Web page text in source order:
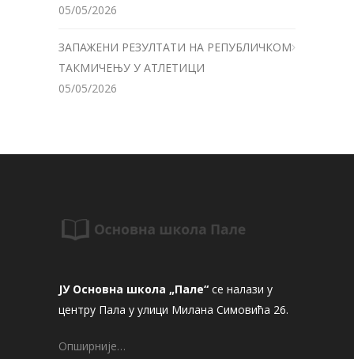
05/05/2026
ЗАПАЖЕНИ РЕЗУЛТАТИ НА РЕПУБЛИЧКОМ
ТАКМИЧЕЊУ У АТЛЕТИЦИ
05/05/2026
ЈУ Основна школа „Пале“ се налази у
центру Пала у улици Милана Симовића 26.
Опширније…